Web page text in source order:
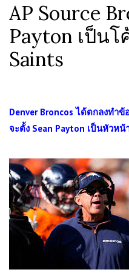
AP Source
Payton เป็น
Saints
Denver Broncos ได้ตกลงทำ
จะตั้ง Sean Payton เป็นหัวหน้